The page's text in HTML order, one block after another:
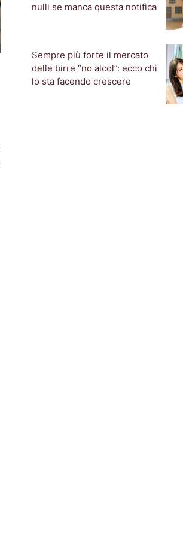
nulli se manca questa notifica
Sempre più forte il mercato
delle birre “no alcol”: ecco chi
lo sta facendo crescere